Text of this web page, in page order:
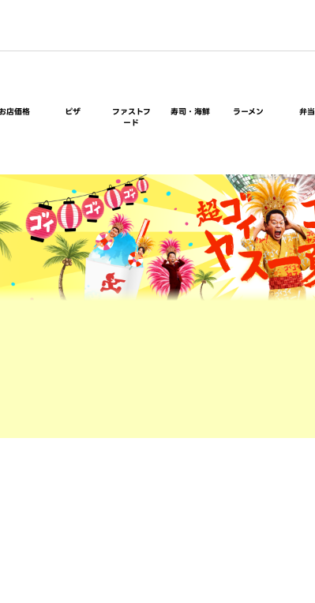
店価格 ピザ
ファストフ
ード
寿司・海鮮 ラーメン 弁当